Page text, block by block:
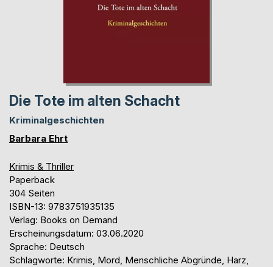
Die Tote im alten Schacht
Kriminalgeschichten
Barbara Ehrt
Krimis & Thriller
Paperback
304 Seiten
ISBN-13: 9783751935135
Verlag: Books on Demand
Erscheinungsdatum: 03.06.2020
Sprache: Deutsch
Schlagworte: Krimis, Mord, Menschliche Abgründe, Harz,